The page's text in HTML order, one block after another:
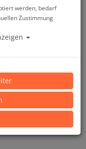
- Gr: S #
werden, bedarf
Zustimmung